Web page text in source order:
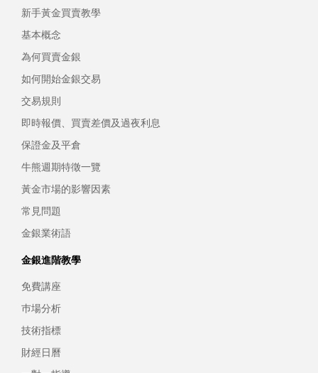
新手黃金買賣教學
基本概念
為何買賣金銀
如何開始金銀交易
交易規則
即時報價、買賣差價及過夜利息
保證金及平倉
牛熊週期特徵一覽
黃金市場的影響因素
常見問題
金銀業術語
金銀進階教學
免費講座
巿場分析
技術指標
財經日曆